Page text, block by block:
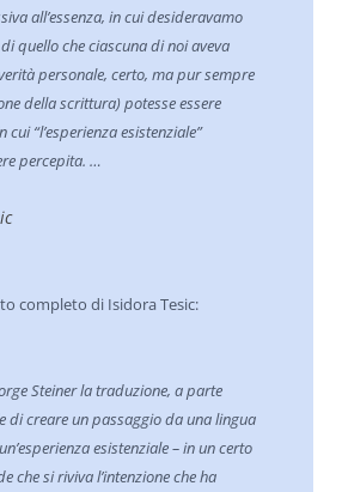
all’essenza, in cui desideravamo
quello che ciascuna di noi aveva
personale, certo, ma pur sempre
della scrittura) potesse essere
cui “l’esperienza esistenziale”
percepita. …
completo di Isidora Tesic:
Steiner la traduzione, a parte
di creare un passaggio da una lingua
esistenziale – in un certo
che si riviva l’intenzione che ha